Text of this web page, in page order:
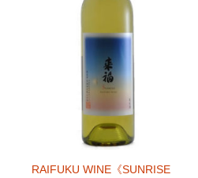
RAIFUKU WINE《SUNRISE